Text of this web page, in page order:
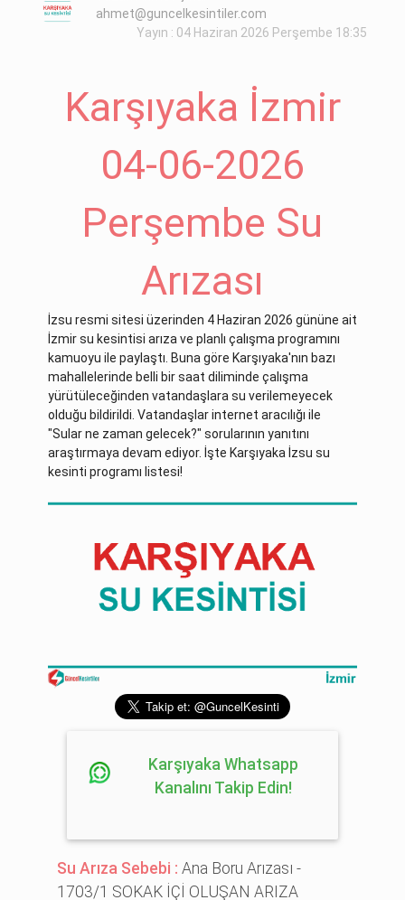
ahmet@guncelkesintiler.com
Yayın : 04 Haziran 2026 Perşembe 18:35
Karşıyaka İzmir
04-06-2026
Perşembe Su
Arızası
İzsu resmi sitesi üzerinden 4 Haziran 2026 gününe ait
İzmir su kesintisi arıza ve planlı çalışma programını
kamuoyu ile paylaştı. Buna göre Karşıyaka'nın bazı
mahallelerinde belli bir saat diliminde çalışma
yürütüleceğinden vatandaşlara su verilemeyecek
olduğu bildirildi. Vatandaşlar internet aracılığı ile
"Sular ne zaman gelecek?" sorularının yanıtını
araştırmaya devam ediyor. İşte Karşıyaka İzsu su
kesinti programı listesi!
Karşıyaka Whatsapp
Kanalını Takip Edin!
Su Arıza Sebebi :Ana Boru Arızası -
1703/1 SOKAK İÇİ OLUŞAN ARIZA